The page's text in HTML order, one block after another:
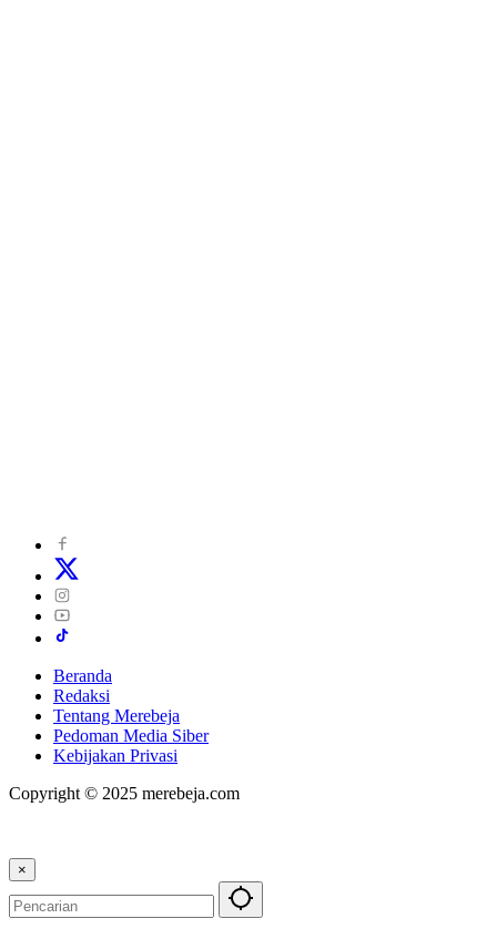
Beranda
Redaksi
Tentang Merebeja
Pedoman Media Siber
Kebijakan Privasi
Copyright © 2025 merebeja.com
×